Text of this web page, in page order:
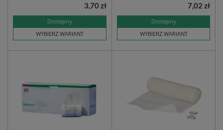
Dostępny
WYBIERZ WARIANT
3,70 zł
Dostępny
WYBIERZ WARIANT
7,02 zł